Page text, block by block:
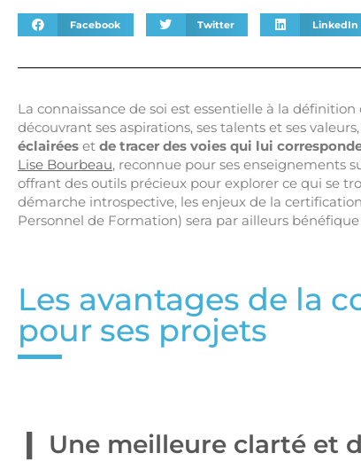
Facebook Twitter LinkedIn
La connaissance de soi est essentielle à la
découvrant ses aspirations, ses talents et ses
éclairées et de tracer des voies qui lui
Lise Bourbeau, reconnue pour ses enseignements
offrant des outils précieux pour explorer ce qui se
démarche introspective, les enjeux de la
Personnel de Formation) sera par ailleurs
Les avantages de la
pour ses projets
Une meilleure clarté et